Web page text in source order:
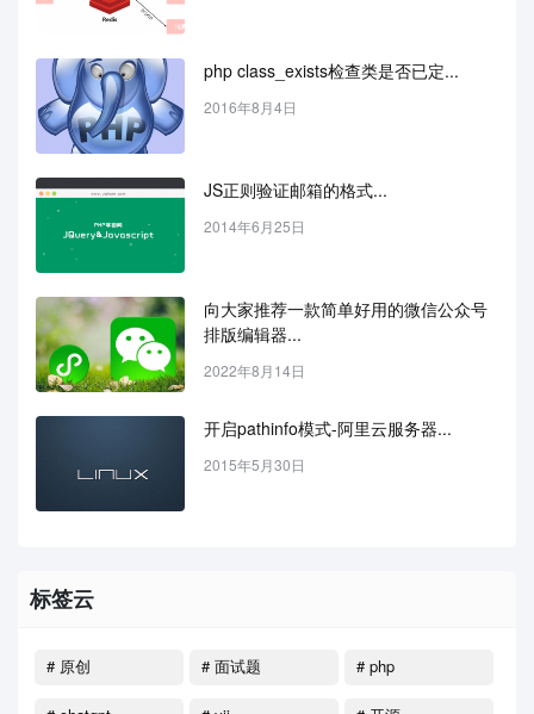
php class_exists检查类是否已定...
2016年8月4日
JS正则验证邮箱的格式...
2014年6月25日
向大家推荐一款简单好用的微信公众号
排版编辑器...
2022年8月14日
开启pathinfo模式-阿里云服务器...
2015年5月30日
标签云
# 原创 # 面试题 # php